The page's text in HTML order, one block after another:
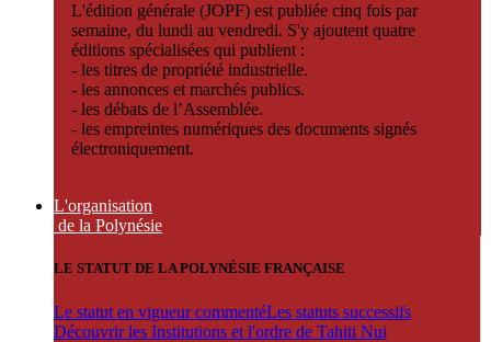
L'édition générale (JOPF) est publiée cinq fois par
semaine, du lundi au vendredi. S'y ajoutent quatre
éditions spécialisées qui publient :
- les titres de propriété industrielle.
- les annonces et marchés publics.
- les débats de l’Assemblée.
- les empreintes numériques des documents signés
électroniquement.
L'organisation
de la Polynésie
LE STATUT DE LA POLYNÉSIE FRANÇAISE
Le statut en vigueur commentéLes statuts successifs
Découvrir les Institutions et l'ordre de Tahiti Nui